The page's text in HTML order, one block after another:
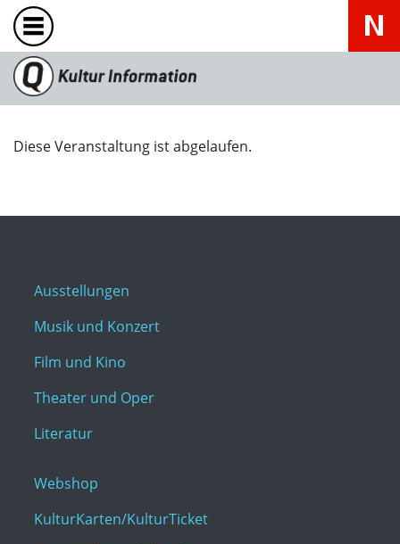
Diese Veranstaltung ist abgelaufen.
Ausstellungen
Musik und Konzert
Film und Kino
Theater und Oper
Literatur
Webshop
KulturKarten/KulturTicket